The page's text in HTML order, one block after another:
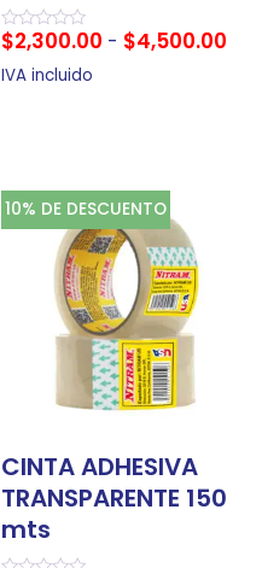
Valorado
en
0
$2,300.00 - $4,500.00
IVA incluido
10% DE DESCUENTO
CINTA ADHESIVA
TRANSPARENTE 150
mts